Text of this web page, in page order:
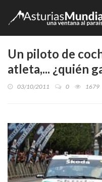
Un piloto de
atleta,... ¿quién
03/10/2011 0 1679